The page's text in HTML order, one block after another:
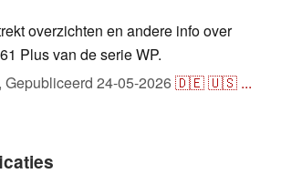
overzichten en andere info over
Plus van de serie WP.
Gepubliceerd 24-05-2026🇩🇪🇺🇸 ...